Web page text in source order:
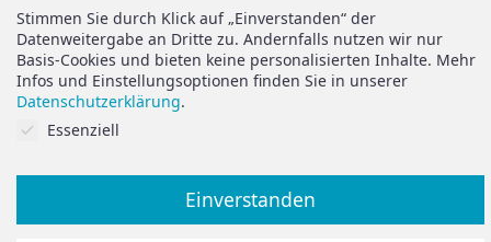
Vertrag widerrufen
Datenschutz
Impressum
Support
Brauchen Sie Hilfe oder
haben Sie Fragen?
Stimmen Sie durch Klick auf „Einverstanden“ der
Datenweitergabe an Dritte zu. Andernfalls nutzen wir nur
Basis-Cookies und bieten keine personalisierten Inhalte. Mehr
Infos und Einstellungsoptionen finden Sie in unserer
Datenschutzerklärung.
Cookies auf Sie abgestimmt.
Essenziell
Einverstanden